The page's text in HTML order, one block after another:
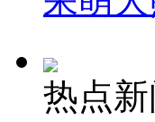
热点新